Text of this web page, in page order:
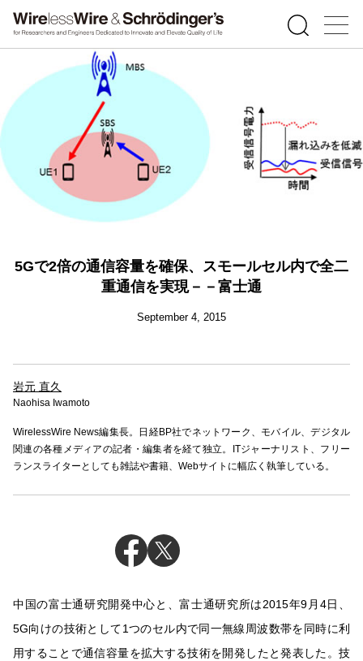
5Gで2倍の通信容量を確保、スモールセル内で全二
重通信を実現－－富士通
September 4, 2015
岩元 直久
Naohisa Iwamoto
WirelessWire News編集長。日経BP社でネットワーク、モバイル、デジタル
関連の各種メディアの記者・編集者を経て独立。ITジャーナリスト、フリー
ランスライターとしても雑誌や書籍、Webサイトに幅広く執筆している。
中国の富士通研究開発中心と、富士通研究所は2015年9月4日、
5G向けの技術として1つのセル内で同一無線周波数帯を同時に利
用することで通信容量を拡大する技術を開発したと発表した。技